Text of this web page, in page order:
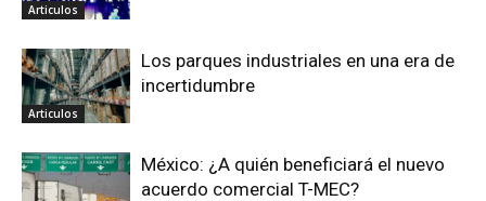
Articulos
Articulos
Los parques industriales en una era de
incertidumbre
México: ¿A quién beneficiará el nuevo
acuerdo comercial T-MEC?